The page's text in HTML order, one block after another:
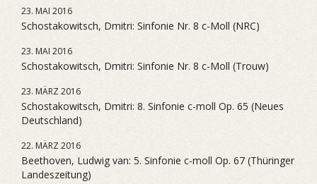
23. MAI 2016
Schostakowitsch, Dmitri: Sinfonie Nr. 8 c-Moll (NRC)
23. MAI 2016
Schostakowitsch, Dmitri: Sinfonie Nr. 8 c-Moll (Trouw)
23. MÄRZ 2016
Schostakowitsch, Dmitri: 8. Sinfonie c-moll Op. 65 (Neues
Deutschland)
22. MÄRZ 2016
Beethoven, Ludwig van: 5. Sinfonie c-moll Op. 67 (Thüringer
Landeszeitung)